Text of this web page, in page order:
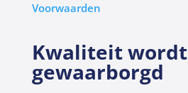
Voorwaarden
Kwaliteit wordt
gewaarborgd